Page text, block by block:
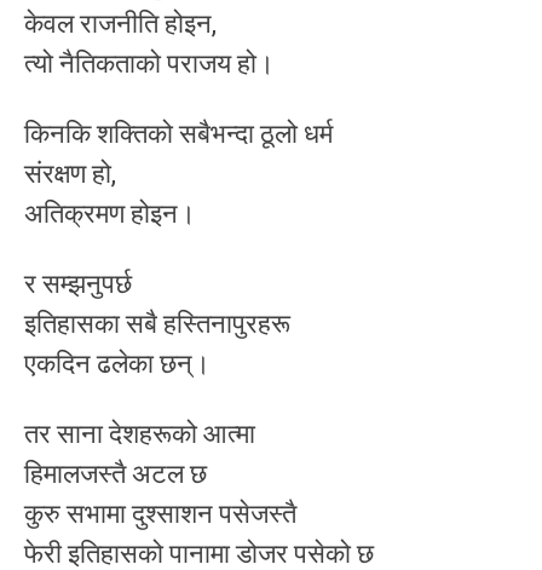
केवल राजनीति होइन,
त्यो नैतिकताको पराजय हो।
किनकि शक्तिको सबैभन्दा ठूलो धर्म
संरक्षण हो,
अतिक्रमण होइन।
र सम्झनुपर्छ
इतिहासका सबै हस्तिनापुरहरू
एकदिन ढलेका छन्।
तर साना देशहरूको आत्मा
हिमालजस्तै अटल छ
कुरु सभामा दुश्साशन पसेजस्तै
फेरी इतिहासको पानामा डोजर पसेको छ